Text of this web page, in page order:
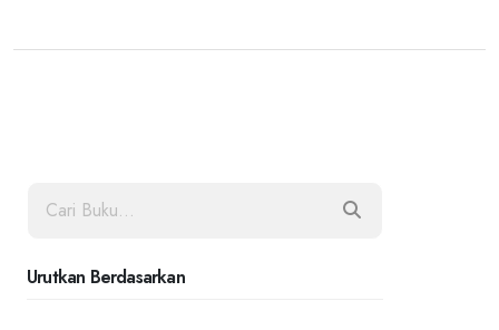
Urutkan Berdasarkan